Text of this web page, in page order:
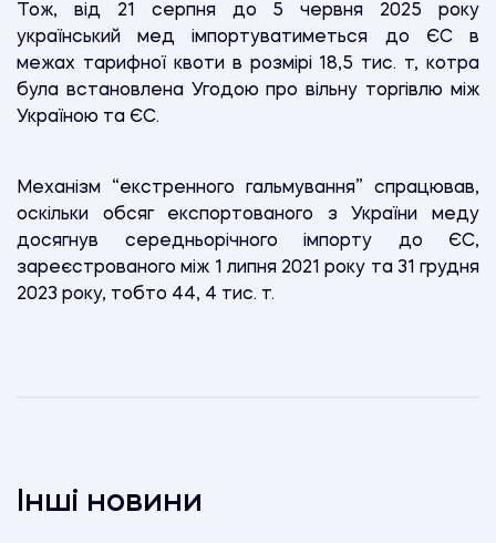
Тож, від 21 серпня до 5 червня 2025 року
український мед імпортуватиметься до ЄС в
межах тарифної квоти в розмірі 18,5 тис. т, котра
була встановлена Угодою про вільну торгівлю між
Україною та ЄС.
Механізм “екстренного гальмування” спрацював,
оскільки обсяг експортованого з України меду
досягнув середньорічного імпорту до ЄС,
зареєстрованого між 1 липня 2021 року та 31 грудня
2023 року, тобто 44, 4 тис. т.
Інші новини